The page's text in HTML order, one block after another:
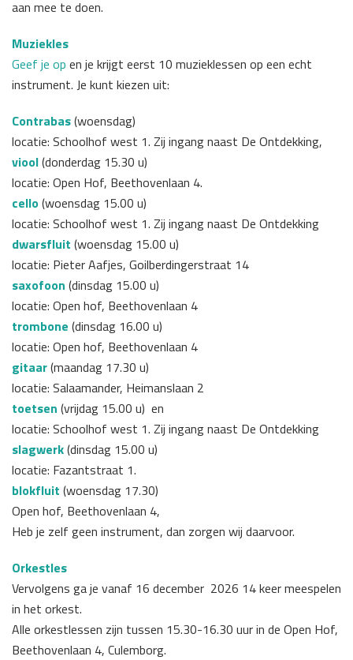
aan mee te doen.
Muziekles
Geef je op en je krijgt eerst 10 muzieklessen op een echt
instrument. Je kunt kiezen uit:
Contrabas(woensdag)
locatie: Schoolhof west 1. Zij ingang naast De Ontdekking,
viool(donderdag 15.30 u)
locatie: Open Hof, Beethovenlaan 4.
cello(woensdag 15.00 u)
locatie: Schoolhof west 1. Zij ingang naast De Ontdekking
dwarsfluit (woensdag 15.00 u)
locatie: Pieter Aafjes, Goilberdingerstraat 14
saxofoon (dinsdag 15.00 u)
locatie: Open hof, Beethovenlaan 4
trombone (dinsdag 16.00 u)
locatie: Open hof, Beethovenlaan 4
gitaar(maandag 17.30 u)
locatie: Salaamander, Heimanslaan 2
toetsen (vrijdag 15.00 u) en
locatie: Schoolhof west 1. Zij ingang naast De Ontdekking
slagwerk(dinsdag 15.00 u)
locatie: Fazantstraat 1.
blokfluit (woensdag 17.30)
Open hof, Beethovenlaan 4,
Heb je zelf geen instrument, dan zorgen wij daarvoor.
Orkestles
Vervolgens ga je vanaf 16 december 2026 14 keer meespelen
in het orkest.
Alle orkestlessen zijn tussen 15.30-16.30 uur in de Open Hof,
Beethovenlaan 4, Culemborg.